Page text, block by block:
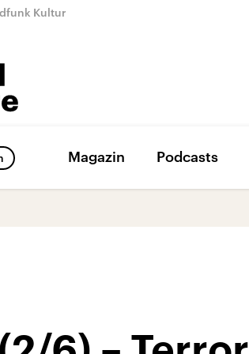
Kultur
Magazin Podcasts